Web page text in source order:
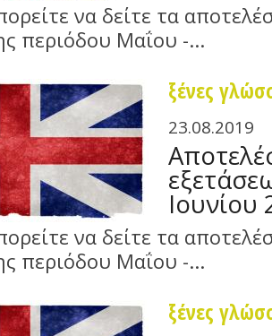
να δείτε τα
περιόδου Μαΐου -...
ξένες
23.08.2019
Ιουνίου
να δείτε τα
περιόδου Μαΐου -...
ξένες